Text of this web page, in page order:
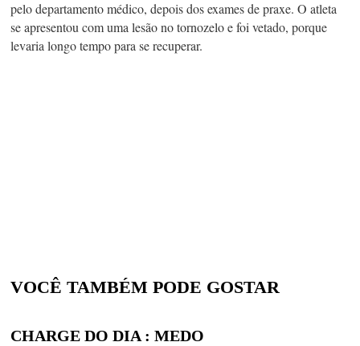
pelo departamento médico, depois dos exames de praxe. O atleta
se apresentou com uma lesão no tornozelo e foi vetado, porque
levaria longo tempo para se recuperar.
VOCÊ TAMBÉM PODE GOSTAR
CHARGE DO DIA : MEDO